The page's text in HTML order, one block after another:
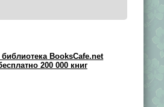
BooksCafe.net
200 000 книг